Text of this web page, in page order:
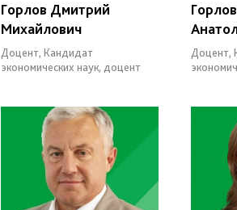
Горлов Дмитрий
Михайлович
Доцент, Кандидат
экономических наук, доцент
Доцент,